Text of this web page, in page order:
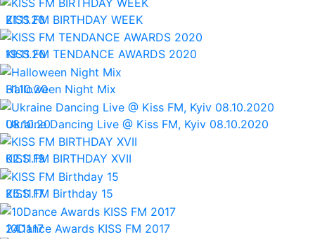
21.11.20
KISS FM BIRTHDAY WEEK
19.11.20
KISS FM TENDANCE AWARDS 2020
31.10.20
Halloween Night Mix
08.10.20
Ukraine Dancing Live @ Kiss FM, Kyiv 08.10.2020
02.11.19
KISS FM BIRTHDAY XVII
25.11.17
KISS FM Birthday 15
24.11.17
10Dance Awards KISS FM 2017